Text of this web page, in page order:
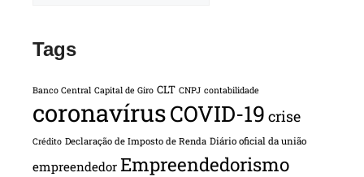
Tags
Banco Central Capital de Giro CLT CNPJ contabilidade
coronavírusCOVID-19 crise
Crédito Declaração de Imposto de Renda Diário oficial da união
empreendedor Empreendedorismo